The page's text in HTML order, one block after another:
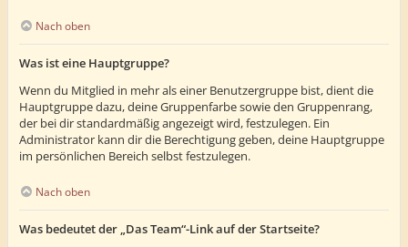
Nach oben
Was ist eine Hauptgruppe?
Wenn du Mitglied in mehr als einer Benutzergruppe bist, dient die
Hauptgruppe dazu, deine Gruppenfarbe sowie den Gruppenrang,
der bei dir standardmäßig angezeigt wird, festzulegen. Ein
Administrator kann dir die Berechtigung geben, deine Hauptgruppe
im persönlichen Bereich selbst festzulegen.
Nach oben
Was bedeutet der „Das Team“-Link auf der Startseite?